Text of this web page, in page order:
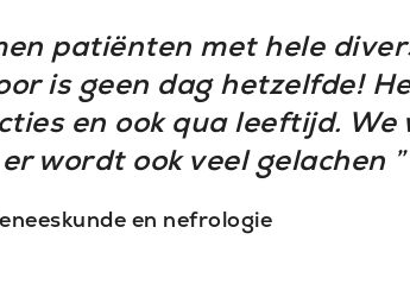
patiënten met hele
is geen dag hetzelfde!
en ook qua leeftijd. We
wordt ook veel gelachen ”
en nefrologie